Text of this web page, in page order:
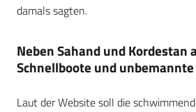
damals sagten.
Neben Sahand und Kordestan
Schnellboote und
Laut der Website soll die